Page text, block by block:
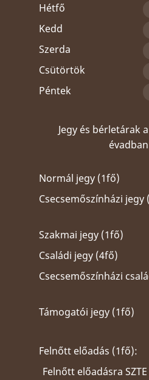
Hétfő
Kedd
Szerda
Csütörtök
Péntek
Jegy és bérletárak
Normál jegy (1fő)
Csecsemőszínházi jegy
Szakmai jegy (1fő)
Családi jegy (4fő)
Csecsemőszínházi
Támogatói jegy (1fő)
Felnőtt előadás (1fő):
Felnőtt előadásra